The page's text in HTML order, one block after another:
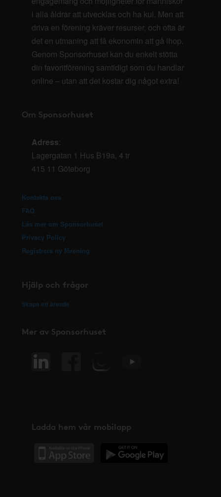
i alla åldrar att utvecklas och ha kul. Men att
driva en förening kräver resurser, och ofta är
det en utmaning att få ekonomin att gå ihop.
Genom Sponsorhuset kan du enkelt stötta
din favoritförening samtidigt som du handlar
online – utan att det kostar dig något extra!
Om Sponsorhuset
Adress:
Lagergatan 1 Hus B19a, 4 tr
415 11 Göteborg
Kontakta oss
FAQ
Läs mer om Sponsorhuset
Privacy Policy
Registrera ny förening
Hjälp och frågor
Skapa ett ärende
Mer av Sponsorhuset
Ladda hem vår mobilapp